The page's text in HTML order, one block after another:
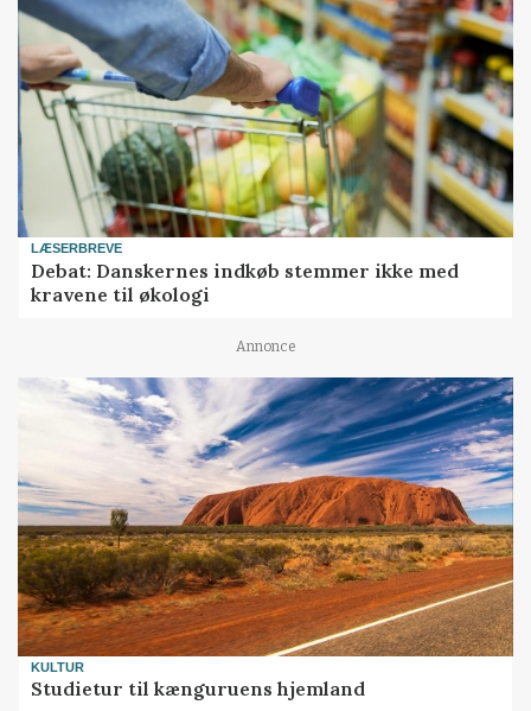
LÆSERBREVE
Debat: Danskernes indkøb stemmer ikke med
kravene til økologi
Annonce
KULTUR
Studietur til kænguruens hjemland